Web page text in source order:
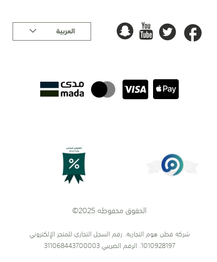
لغة العربية
الحقوق محفوظه 2025©
شركة قطن هوم التجارية. رقم السجل التجاري للمتجر الإلكتروني
1010928197. الرقم الضريبي 311068443700003